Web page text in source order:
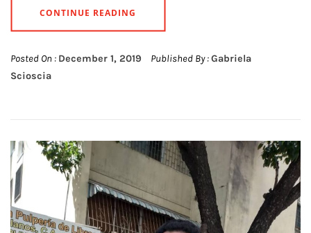
CONTINUE READING
Posted On : December 1, 2019 Published By :Gabriela
Scioscia